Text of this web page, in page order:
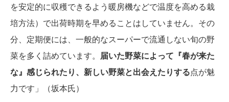
を安定的に収穫できるよう暖房機などで温度を高める栽
培方法）で出荷時期を早めることはしていません。その
分、定期便には、一般的なスーパーで流通しない旬の野
菜を多く詰めています。 届いた野菜によって『春が来た
な』感じられたり、新しい野菜と出会えたりする点が魅
力です」（坂本氏）